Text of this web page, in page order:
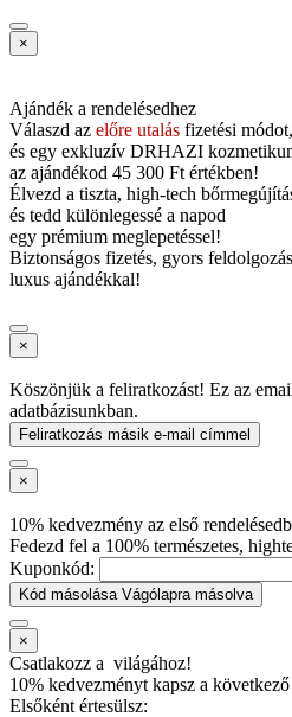
×
Ajándék a rendelésedhez
Válaszd az előre utalás fizetési módot,
és egy exkluzív DRHAZI
az ajándékod 45 300 Ft értékben!
Élvezd a tiszta, high-tech
és tedd különlegessé a napod
egy prémium meglepetéssel!
Biztonságos fizetés, gyors
luxus ajándékkal!
×
Köszönjük a feliratkozást! Ez az
adatbázisunkban.
Feliratkozás másik e-mail címmel
×
10% kedvezmény az első
Fedezd fel a 100% természetes,
Kuponkód:
Kód másolása Vágólapra másolva
×
Csatlakozz a világához!
10% kedvezményt kapsz a
Elsőként értesülsz: